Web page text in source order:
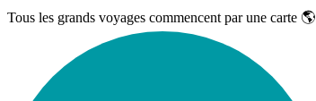
Tous les grands voyages commencent par une carte 🌎